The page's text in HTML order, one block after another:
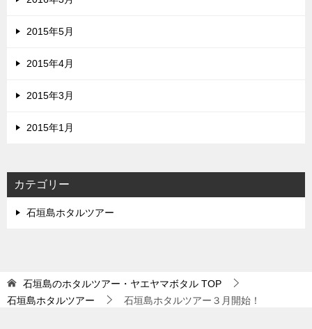
2015年5月
2015年4月
2015年3月
2015年1月
カテゴリー
石垣島ホタルツアー
石垣島のホタルツアー・ヤエヤマボタル TOP
石垣島ホタルツアー
石垣島ホタルツアー３月開始！